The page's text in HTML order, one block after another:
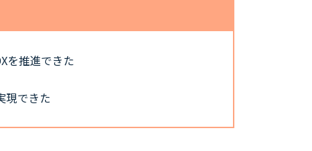
を推進できた
現できた